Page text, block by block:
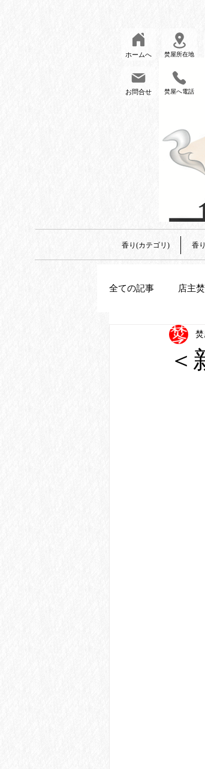
ホームへ 焚屋所在地
お問合せ 焚屋へ電話
香り(カテゴリ) 香
全ての記事 店主
追加新商品登録